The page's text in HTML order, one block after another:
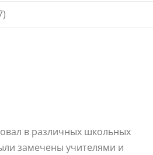
в различных школьных
замечены учителями и